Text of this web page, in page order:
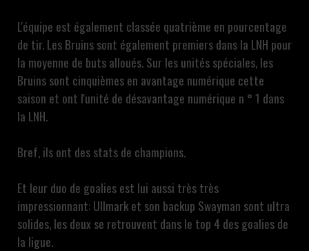
L'équipe est également classée quatrième en pourcentage
de tir. Les Bruins sont également premiers dans la LNH pour
la moyenne de buts alloués. Sur les unités spéciales, les
Bruins sont cinquièmes en avantage numérique cette
saison et ont l'unité de désavantage numérique n ° 1 dans
la LNH.
Bref, ils ont des stats de champions.
Et leur duo de goalies est lui aussi très très
impressionnant: Ullmark et son backup Swayman sont ultra
solides, les deux se retrouvent dans le top 4 des goalies de
la ligue.